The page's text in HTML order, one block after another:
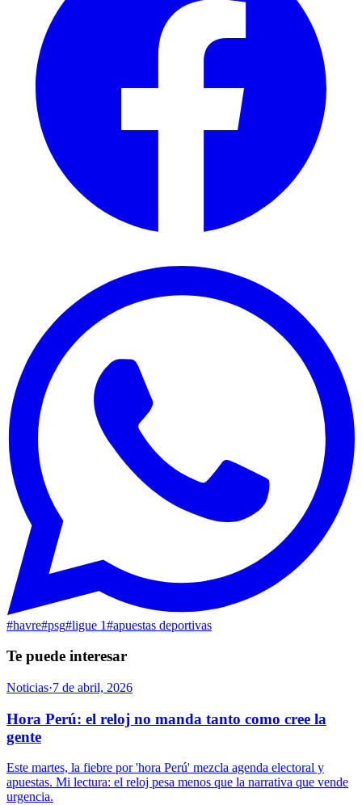
#havre#psg#ligue 1#apuestas deportivas
Te puede interesar
Noticias·7 de abril, 2026
Hora Perú: el reloj no manda tanto como cree la
gente
Este martes, la fiebre por 'hora Perú' mezcla agenda electoral y
apuestas. Mi lectura: el reloj pesa menos que la narrativa que vende
urgencia.